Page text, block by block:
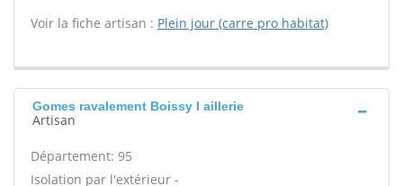
Voir la fiche artisan : Plein jour (carre pro habitat)
Gomes ravalement Boissy l aillerie
Artisan
Département: 95
Isolation par l'extérieur -